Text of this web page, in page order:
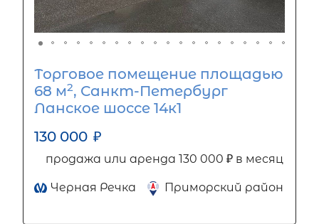
Торговое помещение площадью
68 м2, Санкт-Петербург
Ланское шоссе 14к1
130 000 ₽
продажа или аренда 130 000 ₽ в месяц
Черная Речка Приморский район